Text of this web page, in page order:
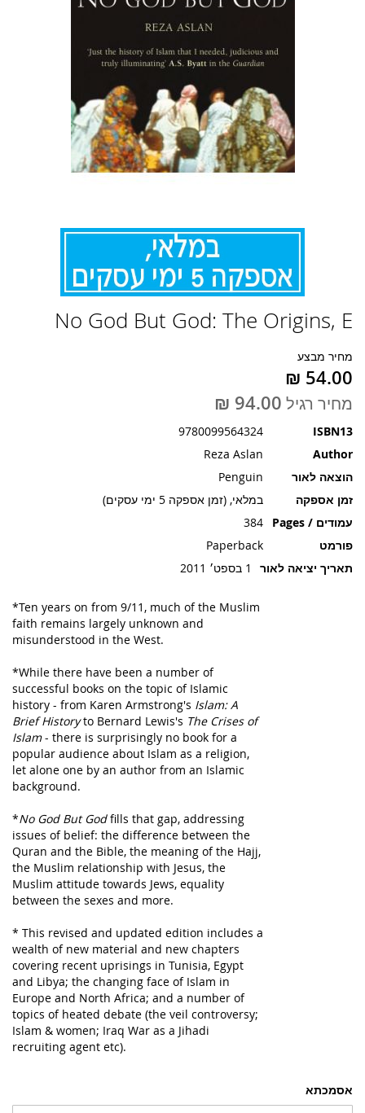
אסמכתא
No God But God: The Origins, E
מחיר מבצע
מחיר רגיל
ISBN13
9780099564324
Author
Reza Aslan
הוצאה לאור
Penguin
זמן אספקה
במלאי, (זמן אספקה 5 ימי עסקים)
עמודים / Pages
384
פורמט
Paperback
תאריך יציאה לאור
1 בספט׳ 2011
*Ten years on from 9/11, much of the Muslim
faith remains largely unknown and
misunderstood in the West.
*While there have been a number of
successful books on the topic of Islamic
history - from Karen Armstrong's Islam: A
Brief Historyto Bernard Lewis's The Crises of
Islam- there is surprisingly no book for a
popular audience about Islam as a religion,
let alone one by an author from an Islamic
background.
*No God But Godfills that gap, addressing
issues of belief: the difference between the
Quran and the Bible, the meaning of the Hajj,
the Muslim relationship with Jesus, the
Muslim attitude towards Jews, equality
between the sexes and more.
* This revised and updated edition includes a
wealth of new material and new chapters
covering recent uprisings in Tunisia, Egypt
and Libya; the changing face of Islam in
Europe and North Africa; and a number of
topics of heated debate (the veil controversy;
Islam & women; Iraq War as a Jihadi
recruiting agent etc).
להתחלה
גלריית
תמונות